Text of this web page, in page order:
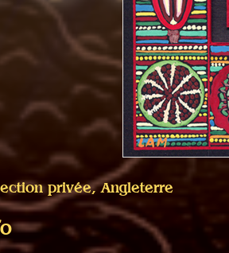
privée, Angleterre